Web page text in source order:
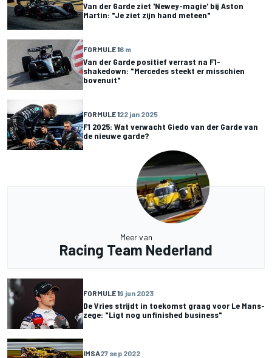
Van der Garde ziet 'Newey-magie' bij Aston
Martin: "Je ziet zijn hand meteen"
FORMULE 16 m
Van der Garde positief verrast na F1-
shakedown: "Mercedes steekt er misschien
bovenuit"
FORMULE 122 jan 2025
F1 2025: Wat verwacht Giedo van der Garde van
de nieuwe garde?
Meer van
Racing Team Nederland
FORMULE 19 jun 2023
De Vries strijdt in toekomst graag voor Le Mans-
zege: "Ligt nog unfinished business"
IMSA27 sep 2022